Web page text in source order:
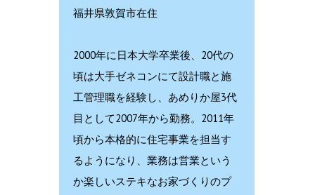
福井県敦賀市在住
2000年に日本大学卒業後、20代の
頃は大手ゼネコンにて設計職と施
工管理職を経験し、あめりか屋3代
目として2007年から勤務。2011年
頃から本格的に住宅事業を担当す
るようになり、業務は営業という
か楽しいステキなお家づくりのプ